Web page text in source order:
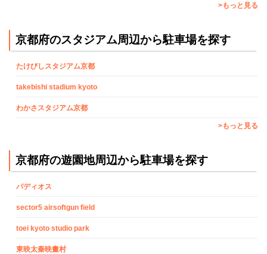
>もっと見る
京都府のスタジアム周辺から駐車場を探す
たけびしスタジアム京都
takebishi stadium kyoto
わかさスタジアム京都
>もっと見る
京都府の遊園地周辺から駐車場を探す
パディオス
sector5 airsoftgun field
toei kyoto studio park
東映太秦映畫村